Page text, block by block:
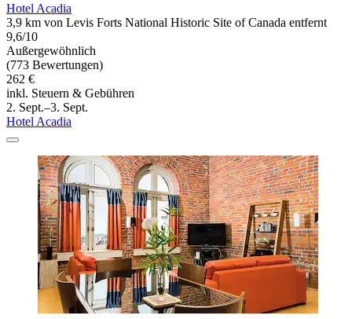
Hotel Acadia
3,9 km von Levis Forts National Historic Site of Canada entfernt
9,6/10
Außergewöhnlich
(773 Bewertungen)
262 €
inkl. Steuern & Gebühren
2. Sept.–3. Sept.
Hotel Acadia